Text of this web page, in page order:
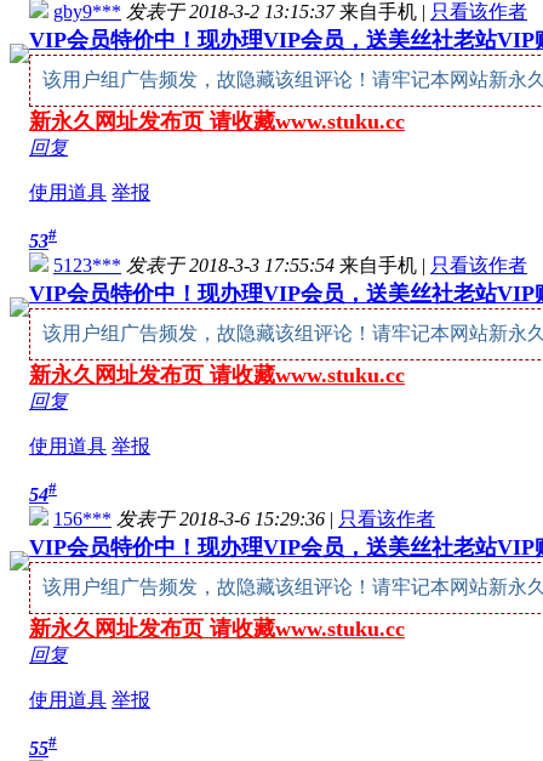
gby9*** 发表于 2018-3-2 13:15:37 来自手机 | 只看该作者
VIP会员特价中！现办理VIP会员，送美丝社老站VIP
该用户组广告频发，故隐藏该组评论！请牢记本网站新永
新永久网址发布页 请收藏www.stuku.cc
回复
使用道具 举报
53#
5123*** 发表于 2018-3-3 17:55:54 来自手机 | 只看该作者
VIP会员特价中！现办理VIP会员，送美丝社老站VIP
该用户组广告频发，故隐藏该组评论！请牢记本网站新永
新永久网址发布页 请收藏www.stuku.cc
回复
使用道具 举报
54#
156*** 发表于 2018-3-6 15:29:36 | 只看该作者
VIP会员特价中！现办理VIP会员，送美丝社老站VIP
该用户组广告频发，故隐藏该组评论！请牢记本网站新永
新永久网址发布页 请收藏www.stuku.cc
回复
使用道具 举报
55#